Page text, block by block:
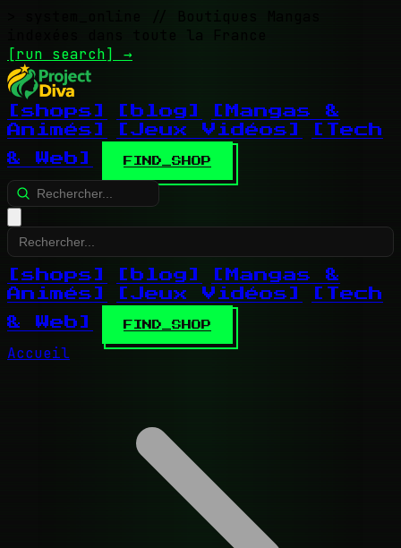
// Boutiques Mangas
indexées dans toute la France
[run search] →
[shops] [blog]
[Mangas &
Animés]
[Jeux Vidéos]
[Tech
& Web]
FIND_SHOP
[shops] [blog]
[Mangas &
Animés]
[Jeux Vidéos]
[Tech
& Web]
FIND_SHOP
Accueil